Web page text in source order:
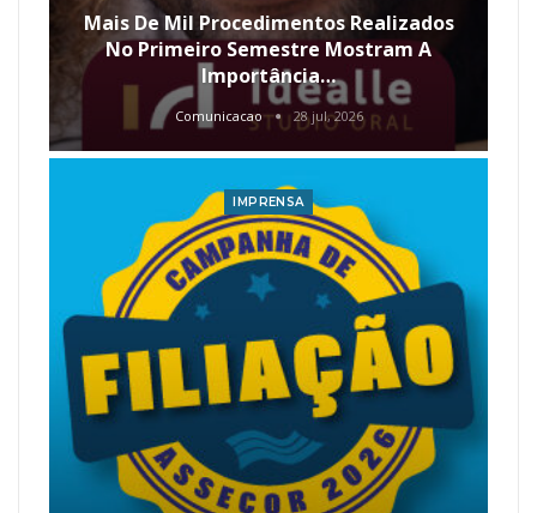
Mais De Mil Procedimentos Realizados
No Primeiro Semestre Mostram A
Importância…
Comunicacao 28 jul, 2026
IMPRENSA